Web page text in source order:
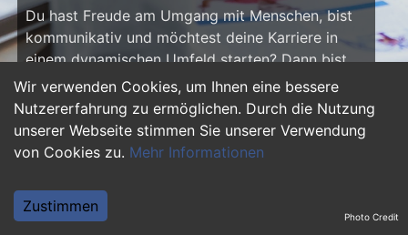
Wir verwenden Cookies, um Ihnen eine bessere
Nutzererfahrung zu ermöglichen. Durch die Nutzung
unserer Webseite stimmen Sie unserer Verwendung
von Cookies zu. Mehr Informationen
Zustimmen
Du hast Freude am Umgang mit Menschen, bist
kommunikativ und möchtest deine Karriere in
einem dynamischen Umfeld starten? Dann bist
du aufvertriebler-jobs.comgenau richtig! Hier
findest du zahlreiche Ausbildungsplätze und
Einstiegsjobs im Vertrieb – von klassischen
Vertriebspositionen über Außendienst bis hin zu
Vertriebler und entwickle deine Talente!
Photo Credit